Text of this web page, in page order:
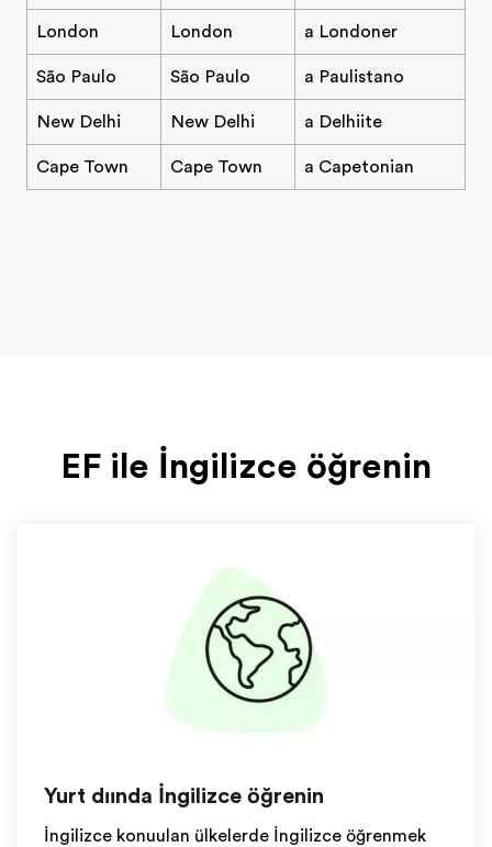
London London a Londoner
São Paulo São Paulo a Paulistano
New Delhi New Delhi a Delhiite
Cape Town Cape Town a Capetonian
EF ile İngilizce öğrenin
Yurt dışında İngilizce öğrenin
İngilizce konuşulan ülkelerde İngilizce öğrenmek